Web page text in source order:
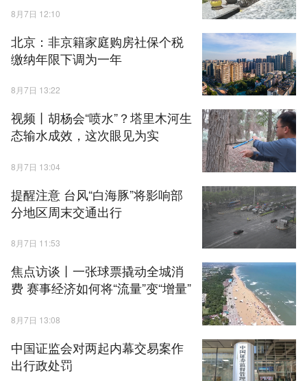
8月7日 12:10
北京：非京籍家庭购房社保个税
缴纳年限下调为一年
8月7日 13:22
视频丨胡杨会“喷水”？塔里木河生
态输水成效，这次眼见为实
8月7日 13:04
提醒注意 台风“白海豚”将影响部
分地区周末交通出行
8月7日 11:53
焦点访谈丨一张球票撬动全城消
费 赛事经济如何将“流量”变“增量”
8月7日 13:08
中国证监会对两起内幕交易案作
出行政处罚